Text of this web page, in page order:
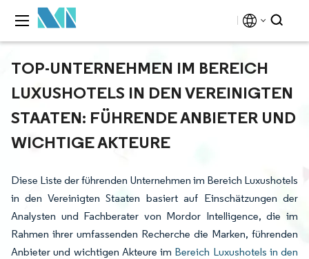
TOP-UNTERNEHMEN IM BEREICH
LUXUSHOTELS IN DEN VEREINIGTEN
STAATEN: FÜHRENDE ANBIETER UND
WICHTIGE AKTEURE
Diese Liste der führenden Unternehmen im Bereich Luxushotels
in den Vereinigten Staaten basiert auf Einschätzungen der
Analysten und Fachberater von Mordor Intelligence, die im
Rahmen ihrer umfassenden Recherche die Marken, führenden
Anbieter und wichtigen Akteure im Bereich Luxushotels in den